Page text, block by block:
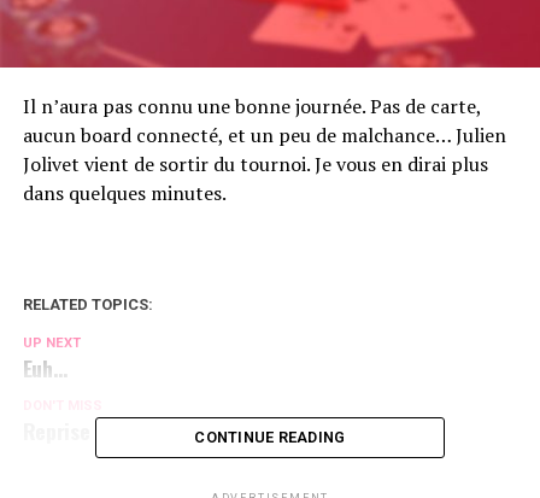
Il n’aura pas connu une bonne journée. Pas de carte,
aucun board connecté, et un peu de malchance… Julien
Jolivet vient de sortir du tournoi. Je vous en dirai plus
dans quelques minutes.
RELATED TOPICS:
UP NEXT
Euh…
Reprise ! CONTINUE READING